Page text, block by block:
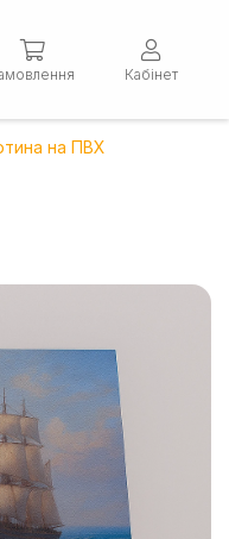
Кабінет
на ПВХ